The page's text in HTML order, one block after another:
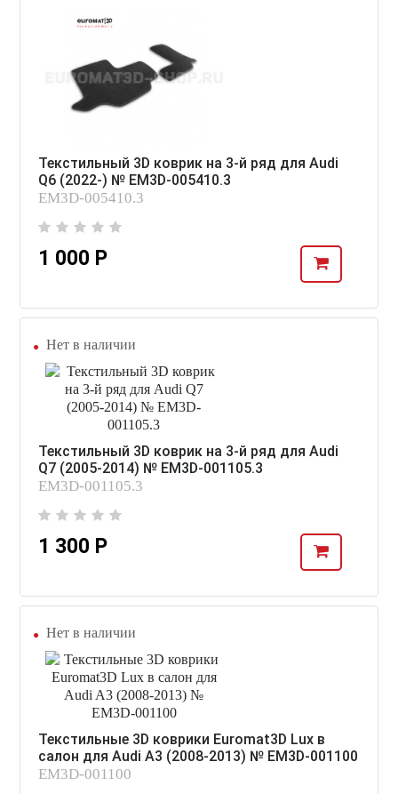
Текстильный 3D коврик на 3-й ряд для Audi
Q6 (2022-) № EM3D-005410.3
EM3D-005410.3
1 000 Р
Нет в наличии
Текстильный 3D коврик на 3-й ряд для Audi
Q7 (2005-2014) № EM3D-001105.3
EM3D-001105.3
1 300 Р
Нет в наличии
Текстильные 3D коврики Euromat3D Lux в
салон для Audi A3 (2008-2013) № EM3D-001100
EM3D-001100